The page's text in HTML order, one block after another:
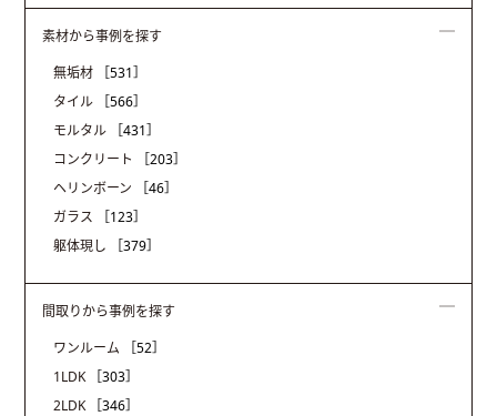
素材から事例を探す
無垢材
［531］
タイル
［566］
モルタル
［431］
コンクリート
［203］
ヘリンボーン
［46］
ガラス
［123］
躯体現し
［379］
間取りから事例を探す
ワンルーム
［52］
1LDK
［303］
2LDK
［346］